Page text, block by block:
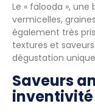
Le « falooda »,
vermicelles,
également très
textures et
dégustation
Saveurs